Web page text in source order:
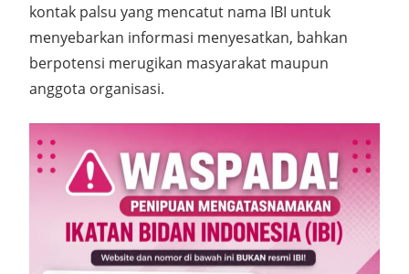
kontak palsu yang mencatut nama IBI untuk
menyebarkan informasi menyesatkan, bahkan
berpotensi merugikan masyarakat maupun
anggota organisasi.